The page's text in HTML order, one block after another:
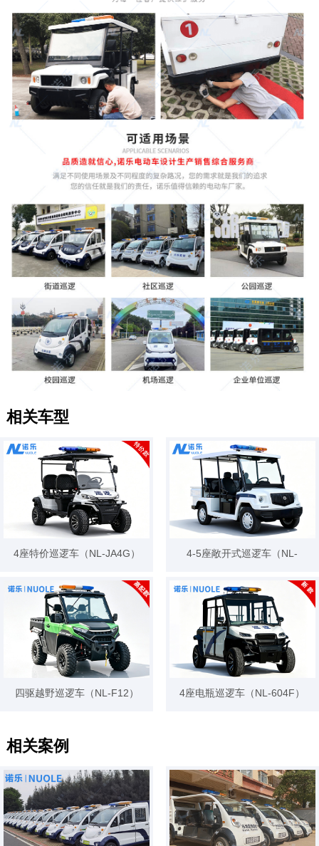
相关车型
4座特价巡逻车（NL-JA4G） 4-5座敞开式巡逻车（NL-
四驱越野巡逻车（NL-F12） 4座电瓶巡逻车（NL-604F）
相关案例